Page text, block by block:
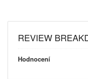
REVIEW
Hodnocení